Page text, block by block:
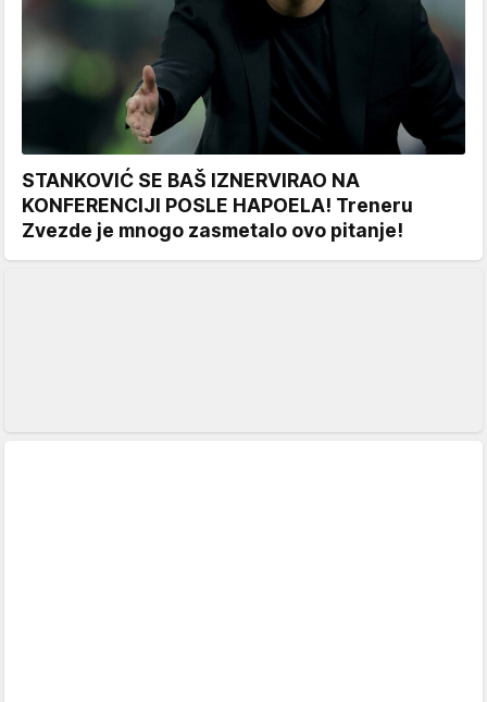
STANKOVIĆ SE BAŠ IZNERVIRAO NA
KONFERENCIJI POSLE HAPOELA! Treneru
Zvezde je mnogo zasmetalo ovo pitanje!